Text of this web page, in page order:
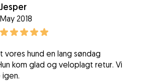
Jesper
May 2018
vores hund en lang søndag
kom glad og veloplagt retur. Vi